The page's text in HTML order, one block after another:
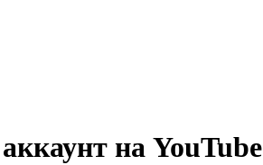
на YouTube